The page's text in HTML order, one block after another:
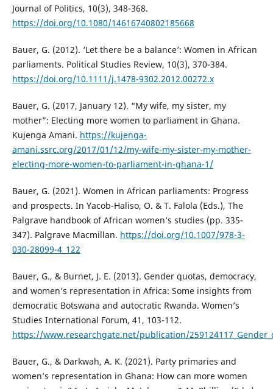
Journal of Politics, 10(3), 348-368.
https://doi.org/10.1080/14616740802185668
Bauer, G. (2012). ‘Let there be a balance’: Women in African
parliaments. Political Studies Review, 10(3), 370-384.
https://doi.org/10.1111/j.1478-9302.2012.00272.x
Bauer, G. (2017, January 12). “My wife, my sister, my
mother”: Electing more women to parliament in Ghana.
Kujenga Amani. https://kujenga-
amani.ssrc.org/2017/01/12/my-wife-my-sister-my-mother-
electing-more-women-to-parliament-in-ghana-1/
Bauer, G. (2021). Women in African parliaments: Progress
and prospects. In Yacob-Haliso, O. & T. Falola (Eds.), The
Palgrave handbook of African women’s studies (pp. 335-
347). Palgrave Macmillan. https://doi.org/10.1007/978-3-
030-28099-4_122
Bauer, G., & Burnet, J. E. (2013). Gender quotas, democracy,
and women’s representation in Africa: Some insights from
democratic Botswana and autocratic Rwanda. Women’s
Studies International Forum, 41, 103-112.
https://www.researchgate.net/publication/
Bauer, G., & Darkwah, A. K. (2021). Party primaries and
women’s representation in Ghana: How can more women